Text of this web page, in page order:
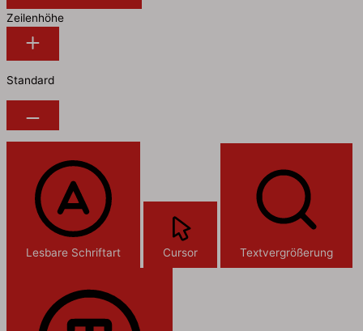
Zeilenhöhe
Standard
Lesbare Schriftart Cursor Textvergrößerung